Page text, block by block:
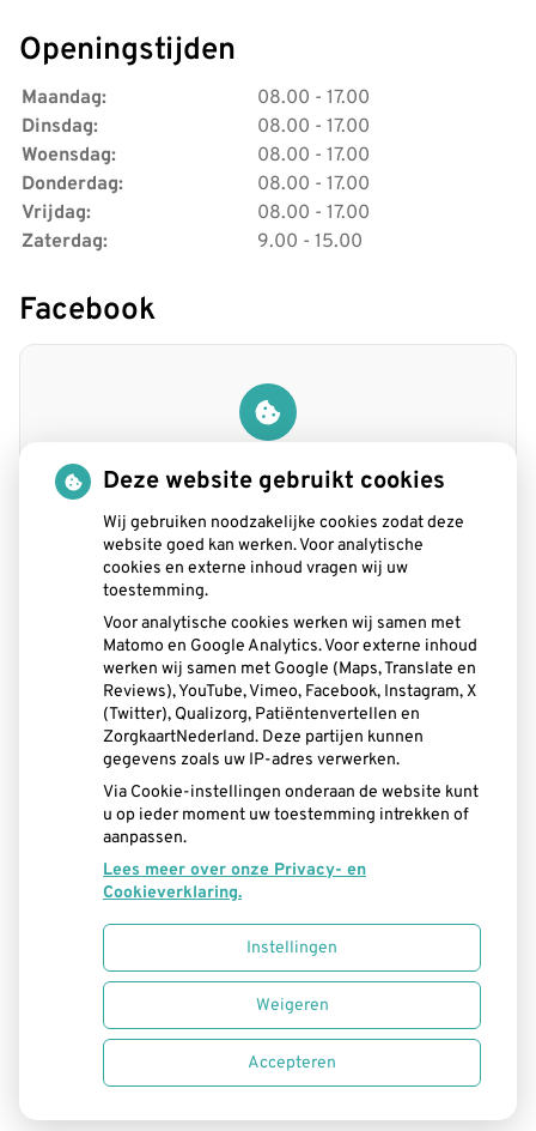
Openingstijden
Maandag:
08.00 - 17.00
Dinsdag:
08.00 - 17.00
Woensdag:
08.00 - 17.00
Donderdag:
08.00 - 17.00
Vrijdag:
08.00 - 17.00
Zaterdag:
9.00 - 15.00
Facebook
deanalytische cookiesdie nodig zijn
om dit te zien.
Cookie-instellingen wijzigen
Uw Zorg Online |
onze
pagina
Privacy verklaring Cookie-instellingen
Voorwaarden
Deze website gebruikt cookies
Wij gebruiken noodzakelijke cookies zodat deze
website goed kan werken. Voor analytische
cookies en externe inhoud vragen wij uw
toestemming.
Voor analytische cookies werken wij samen met
Matomo en Google Analytics. Voor externe inhoud
werken wij samen met Google (Maps, Translate en
Reviews), YouTube, Vimeo, Facebook, Instagram, X
(Twitter), Qualizorg, Patiëntenvertellen en
ZorgkaartNederland. Deze partijen kunnen
gegevens zoals uw IP-adres verwerken.
Via Cookie-instellingen onderaan de website kunt
u op ieder moment uw toestemming intrekken of
aanpassen.
Lees meer over onze Privacy- en
Cookieverklaring.
Instellingen
Weigeren
Accepteren